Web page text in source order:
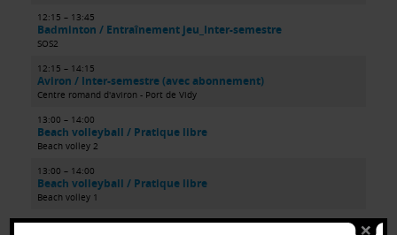
12:15 – 13:45
Badminton / Entraînement jeu_Inter-semestre
SOS2
12:15 – 14:15
Aviron / Inter-semestre (avec abonnement)
Centre romand d'aviron - Port de Vidy
13:00 – 14:00
Beach volleyball / Pratique libre
Beach volley 2
13:00 – 14:00
Beach volleyball / Pratique libre
Beach volley 1
13:00 – 14:00